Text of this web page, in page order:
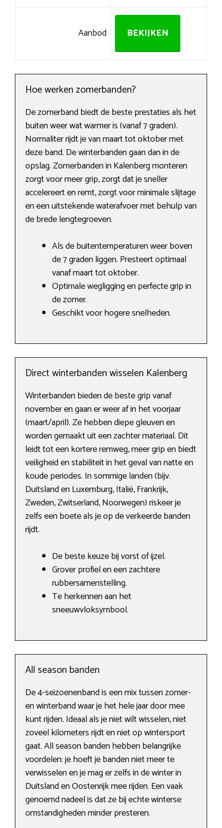
Aanbod BEKIJKEN
Hoe werken zomerbanden?
De zomerband biedt de beste prestaties als het
buiten weer wat warmer is (vanaf 7 graden).
Normaliter rijdt je van maart tot oktober met
deze band. De winterbanden gaan dan in de
opslag. Zomerbanden in Kalenberg monteren
zorgt voor meer grip, zorgt dat je sneller
accelereert en remt, zorgt voor minimale slijtage
en een uitstekende waterafvoer met behulp van
de brede lengtegroeven.
Als de buitentemperaturen weer boven
de 7 graden liggen. Presteert optimaal
vanaf maart tot oktober.
Optimale wegligging en perfecte grip in
de zomer.
Geschikt voor hogere snelheden.
Direct winterbanden wisselen Kalenberg
Winterbanden bieden de beste grip vanaf
november en gaan er weer af in het voorjaar
(maart/april). Ze hebben diepe gleuven en
worden gemaakt uit een zachter materiaal. Dit
leidt tot een kortere remweg, meer grip en biedt
veiligheid en stabiliteit in het geval van natte en
koude periodes. In sommige landen (bijv.
Duitsland en Luxemburg, Italië, Frankrijk,
Zweden, Zwitserland, Noorwegen) riskeer je
zelfs een boete als je op de verkeerde banden
rijdt.
De beste keuze bij vorst of ijzel.
Grover profiel en een zachtere
rubbersamenstelling.
Te herkennen aan het
sneeuwvloksymbool.
All season banden
De 4-seizoenenband is een mix tussen zomer-
en winterband waar je het hele jaar door mee
kunt rijden. Ideaal als je niet wilt wisselen, niet
zoveel kilometers rijdt en niet op wintersport
gaat. All season banden hebben belangrijke
voordelen: je hoeft je banden niet meer te
verwisselen en je mag er zelfs in de winter in
Duitsland en Oostenrijk mee rijden. Een vaak
genoemd nadeel is dat ze bij echte winterse
omstandigheden minder presteren.